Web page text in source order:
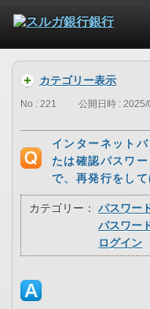
カテゴリー表示
No : 221 公開日時 :
インターネット
たは確認パスワ
で、再発行をし
カテゴリー：
パスワー
パスワー
ログイン